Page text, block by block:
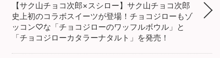
【サク山チョコ次郎×スシロー】サク山チョコ次郎
史上初のコラボスイーツが登場！チョコジローもゾ
ッコン♡な「チョコジローのワッフルボウル」と
「チョコジローカタラーナタルト」を発売！